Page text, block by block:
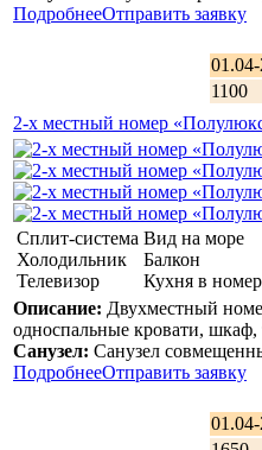
ПодробнееОтправить заявку
1100
2-х местный номер
Сплит-система
Холодильник
Телевизор
Вид на море
Балкон
Кухня в
Описание: Двухместный
односпальные кровати,
Санузел: Санузел
ПодробнееОтправить заявку